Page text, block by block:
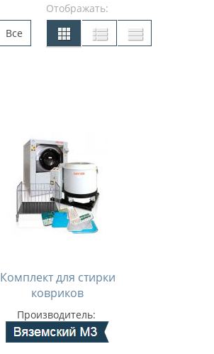
Все
Отображать:
Комплект для стирки
ковриков
Производитель: